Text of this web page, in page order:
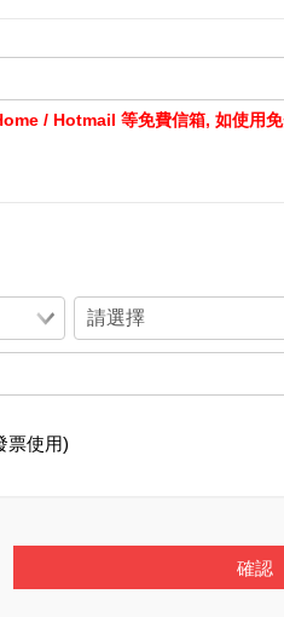
/ Hotmail 等免費信箱, 如使用
票使用)
確認